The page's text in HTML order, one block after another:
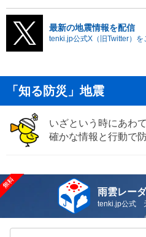
最新の地震情報を配信
tenki.jp公式X（旧Twitter）を
「知る防災」地震
いざという時にあわ
確かな情報と行動で
雨雲レー
tenki.jp公式